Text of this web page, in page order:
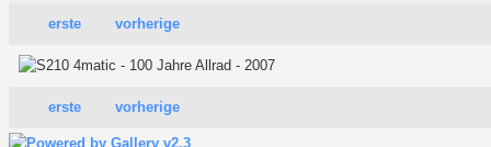
erste vorherige
erste vorherige